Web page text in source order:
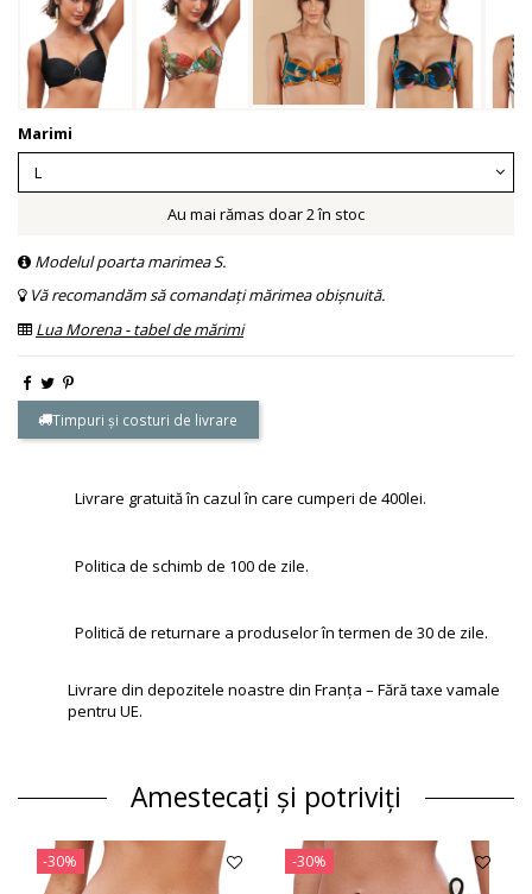
Marimi
Au mai rămas doar 2 în stoc
Modelul poarta marimea S.
Vă recomandăm să comandați mărimea obișnuită.
Lua Morena - tabel de mărimi
Timpuri și costuri de livrare
Livrare gratuită în cazul în care cumperi de 400lei.
Politica de schimb de 100 de zile.
Politică de returnare a produselor în termen de 30 de zile.
Livrare din depozitele noastre din Franța – Fără taxe vamale
pentru UE.
Amestecați și potriviți
-30% -30%